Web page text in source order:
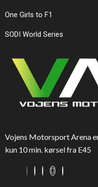
One Girls to F1
SODI World Series
Vojens Motorsport Arena
kun 10 min. kørsel fra E45